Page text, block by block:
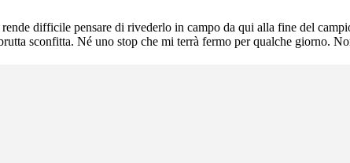
difficile pensare di rivederlo in campo da qui alla fine del
sconfitta. Né uno stop che mi terrà fermo per qualche giorno.